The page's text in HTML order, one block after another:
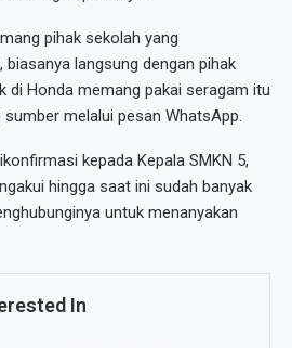
pihak sekolah yang
langsung dengan pihak
di Honda memang pakai seragam itu
sumber melalui pesan WhatsApp.
kepada Kepala SMKN 5,
hingga saat ini sudah banyak
untuk menanyakan
In